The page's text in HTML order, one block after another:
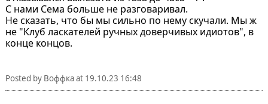
С нами Сема больше не разговаривал.
Не сказать, что бы мы сильно по нему скучали. Мы ж
не "Клуб ласкателей ручных доверчивых идиотов", в
конце концов.
Posted by Воффкаat 19.10.23 16:48